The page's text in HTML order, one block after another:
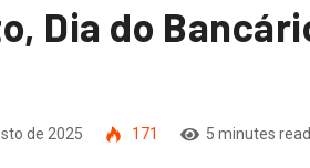
Dia do
de 2025 171 5 minutes read